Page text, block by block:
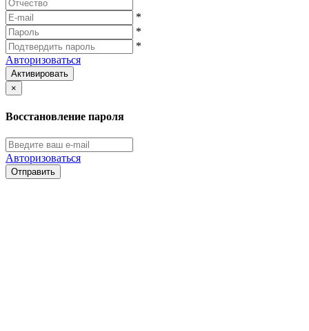
*
*
*
Авторизоваться
Активировать
×
Восстановление пароля
Авторизоваться
Отправить